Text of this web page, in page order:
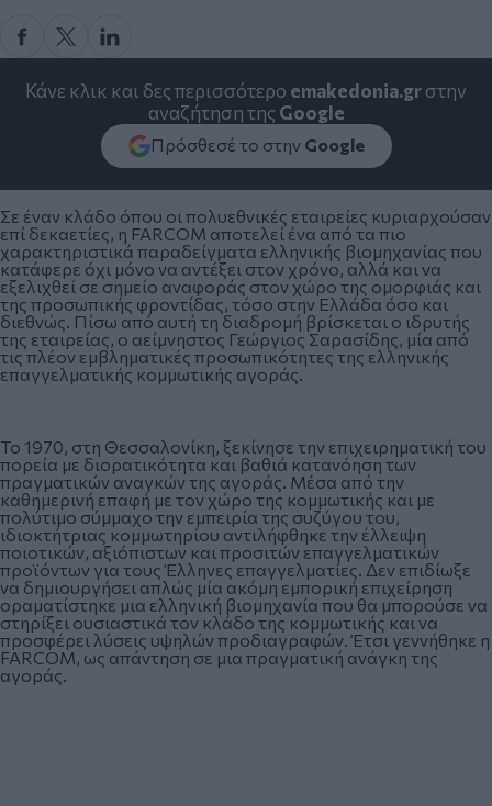
Κάνε κλικ και δες περισσότερο emakedonia.grστην
αναζήτηση της Google
Πρόσθεσέ το στην Google
Σε έναν κλάδο όπου οι πολυεθνικές εταιρείες κυριαρχούσαν
επί δεκαετίες, η FARCOM αποτελεί ένα από τα πιο
χαρακτηριστικά παραδείγματα ελληνικής βιομηχανίας που
κατάφερε όχι μόνο να αντέξει στον χρόνο, αλλά και να
εξελιχθεί σε σημείο αναφοράς στον χώρο της ομορφιάς και
της προσωπικής φροντίδας, τόσο στην Ελλάδα όσο και
διεθνώς. Πίσω από αυτή τη διαδρομή βρίσκεται ο ιδρυτής
της εταιρείας, ο αείμνηστος Γεώργιος Σαρασίδης, μία από
τις πλέον εμβληματικές προσωπικότητες της ελληνικής
επαγγελματικής κομμωτικής αγοράς.
Το 1970, στη Θεσσαλονίκη, ξεκίνησε την επιχειρηματική του
πορεία με διορατικότητα και βαθιά κατανόηση των
πραγματικών αναγκών της αγοράς. Μέσα από την
καθημερινή επαφή με τον χώρο της κομμωτικής και με
πολύτιμο σύμμαχο την εμπειρία της συζύγου του,
ιδιοκτήτριας κομμωτηρίου αντιλήφθηκε την έλλειψη
ποιοτικών, αξιόπιστων και προσιτών επαγγελματικών
προϊόντων για τους Έλληνες επαγγελματίες. Δεν επιδίωξε
να δημιουργήσει απλώς μία ακόμη εμπορική επιχείρηση
οραματίστηκε μια ελληνική βιομηχανία που θα μπορούσε να
στηρίξει ουσιαστικά τον κλάδο της κομμωτικής και να
προσφέρει λύσεις υψηλών προδιαγραφών. Έτσι γεννήθηκε η
FARCOM, ως απάντηση σε μια πραγματική ανάγκη της
αγοράς.